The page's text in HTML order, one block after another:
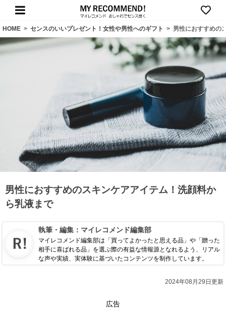
HOME > センスのいいプレゼント！女性や男性へのギフト > 男性におすすめの
男性におすすめのスキンケアアイテム！洗顔料か
ら乳液まで
執筆・編集： マイレコメンド編集部
マイレコメンド編集部は「買ってよかったと思える品」や「贈った
相手に喜ばれる品」を選ぶ際の有益な情報源となれるよう、リアル
な声や実績、実体験に基づいたコンテンツを制作しています。
2024年08月29日更新
広告